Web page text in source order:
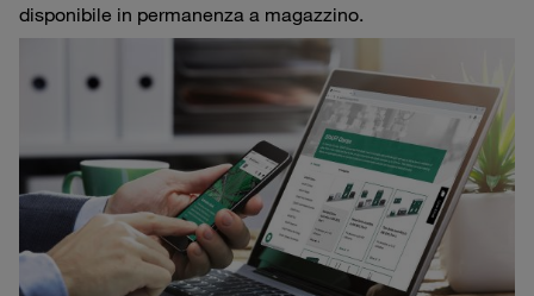
disponibile in permanenza a magazzino.